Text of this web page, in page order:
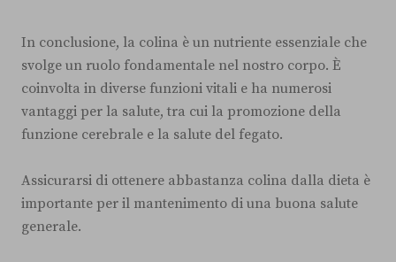
In conclusione, la colina è un nutriente essenziale che
svolge un ruolo fondamentale nel nostro corpo. È
coinvolta in diverse funzioni vitali e ha numerosi
vantaggi per la salute, tra cui la promozione della
funzione cerebrale e la salute del fegato.
Assicurarsi di ottenere abbastanza colina dalla dieta è
importante per il mantenimento di una buona salute
generale.